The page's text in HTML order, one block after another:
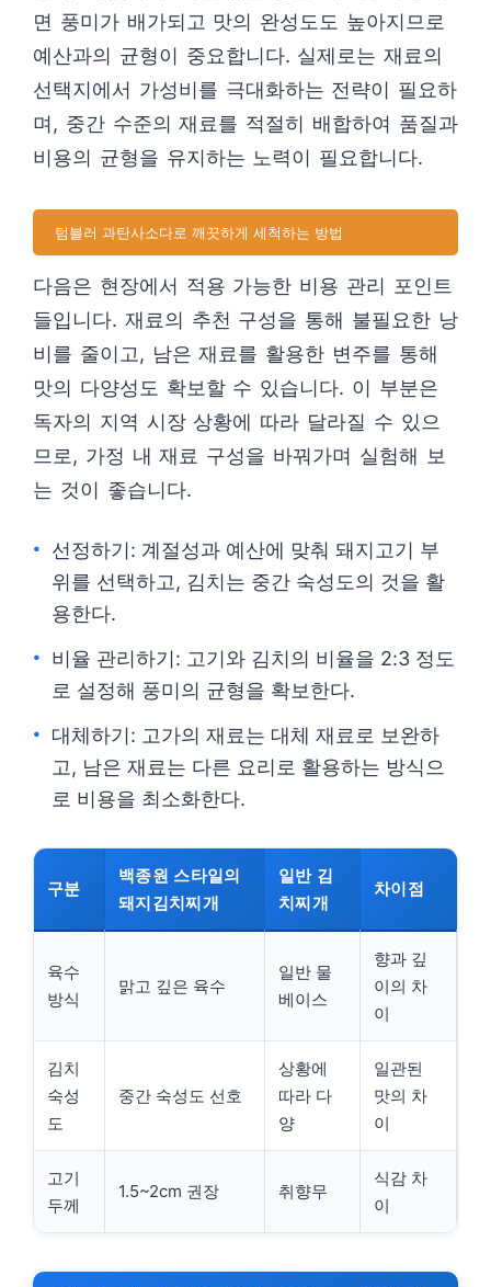
면 풍미가 배가되고 맛의 완성도도 높아지므로
예산과의 균형이 중요합니다. 실제로는 재료의
선택지에서 가성비를 극대화하는 전략이 필요하
며, 중간 수준의 재료를 적절히 배합하여 품질과
비용의 균형을 유지하는 노력이 필요합니다.
텀블러 과탄사소다로 깨끗하게 세척하는 방법
다음은 현장에서 적용 가능한 비용 관리 포인트
들입니다. 재료의 추천 구성을 통해 불필요한 낭
비를 줄이고, 남은 재료를 활용한 변주를 통해
맛의 다양성도 확보할 수 있습니다. 이 부분은
독자의 지역 시장 상황에 따라 달라질 수 있으
므로, 가정 내 재료 구성을 바꿔가며 실험해 보
는 것이 좋습니다.
선정하기: 계절성과 예산에 맞춰 돼지고기 부
위를 선택하고, 김치는 중간 숙성도의 것을 활
용한다.
비율 관리하기: 고기와 김치의 비율을 2:3 정도
로 설정해 풍미의 균형을 확보한다.
대체하기: 고가의 재료는 대체 재료로 보완하
고, 남은 재료는 다른 요리로 활용하는 방식으
로 비용을 최소화한다.
구분
백종원 스타일의
돼지김치찌개
일반 김
치찌개
차이점
육수
방식
맑고 깊은 육수
일반 물
베이스
향과 깊
이의 차
이
김치
숙성
도
중간 숙성도 선호
상황에
따라 다
양
일관된
맛의 차
이
고기
두께
1.5~2cm 권장 취향무
식감 차
이